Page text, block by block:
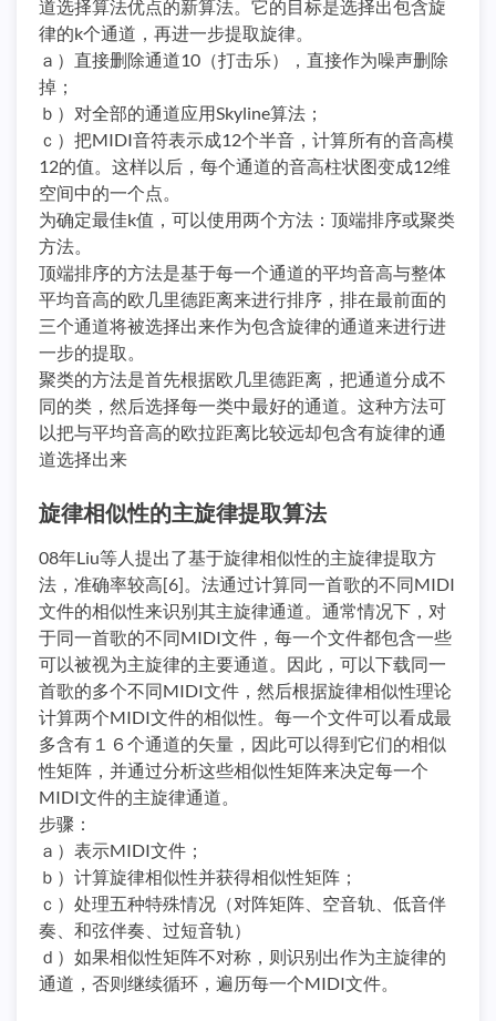
道选择算法优点的新算法。它的目标是选择出包含旋
律的k个通道，再进一步提取旋律。
ａ）直接删除通道10（打击乐），直接作为噪声删除
掉；
ｂ）对全部的通道应用Skyline算法；
ｃ）把MIDI音符表示成12个半音，计算所有的音高模
12的值。这样以后，每个通道的音高柱状图变成12维
空间中的一个点。
为确定最佳k值，可以使用两个方法：顶端排序或聚类
方法。
顶端排序的方法是基于每一个通道的平均音高与整体
平均音高的欧几里德距离来进行排序，排在最前面的
三个通道将被选择出来作为包含旋律的通道来进行进
一步的提取。
聚类的方法是首先根据欧几里德距离，把通道分成不
同的类，然后选择每一类中最好的通道。这种方法可
以把与平均音高的欧拉距离比较远却包含有旋律的通
道选择出来
旋律相似性的主旋律提取算法
08年Liu等人提出了基于旋律相似性的主旋律提取方
法，准确率较高[6]。法通过计算同一首歌的不同MIDI
文件的相似性来识别其主旋律通道。通常情况下，对
于同一首歌的不同MIDI文件，每一个文件都包含一些
可以被视为主旋律的主要通道。因此，可以下载同一
首歌的多个不同MIDI文件，然后根据旋律相似性理论
计算两个MIDI文件的相似性。每一个文件可以看成最
多含有１６个通道的矢量，因此可以得到它们的相似
性矩阵，并通过分析这些相似性矩阵来决定每一个
MIDI文件的主旋律通道。
步骤：
ａ）表示MIDI文件；
ｂ）计算旋律相似性并获得相似性矩阵；
ｃ）处理五种特殊情况（对阵矩阵、空音轨、低音伴
奏、和弦伴奏、过短音轨）
ｄ）如果相似性矩阵不对称，则识别出作为主旋律的
通道，否则继续循环，遍历每一个MIDI文件。